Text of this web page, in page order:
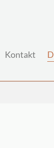
Kontakt